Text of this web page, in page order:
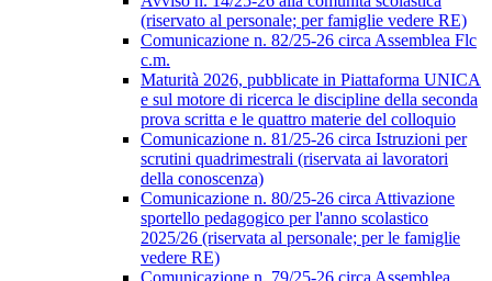
(riservato al personale; per famiglie vedere RE)
Comunicazione n. 82/25-26 circa Assemblea Flc
c.m.
Maturità 2026, pubblicate in Piattaforma UNICA
e sul motore di ricerca le discipline della seconda
prova scritta e le quattro materie del colloquio
Comunicazione n. 81/25-26 circa Istruzioni per
scrutini quadrimestrali (riservata ai lavoratori
della conoscenza)
Comunicazione n. 80/25-26 circa Attivazione
sportello pedagogico per l'anno scolastico
2025/26 (riservata al personale; per le famiglie
vedere RE)